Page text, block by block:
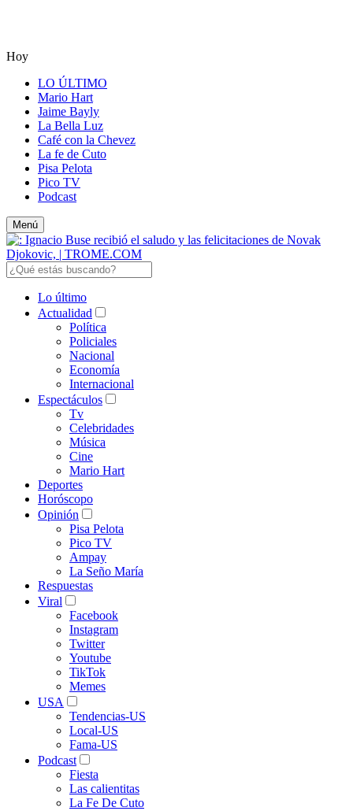
Hoy
LO ÚLTIMO
Mario Hart
Jaime Bayly
La Bella Luz
Café con la Chevez
La fe de Cuto
Pisa Pelota
Pico TV
Podcast
Menú
Lo último
Actualidad
Política
Policiales
Nacional
Economía
Internacional
Espectáculos
Tv
Celebridades
Música
Cine
Mario Hart
Deportes
Horóscopo
Opinión
Pisa Pelota
Pico TV
Ampay
La Seño María
Respuestas
Viral
Facebook
Instagram
Twitter
Youtube
TikTok
Memes
USA
Tendencias-US
Local-US
Fama-US
Podcast
Fiesta
Las calientitas
La Fe De Cuto